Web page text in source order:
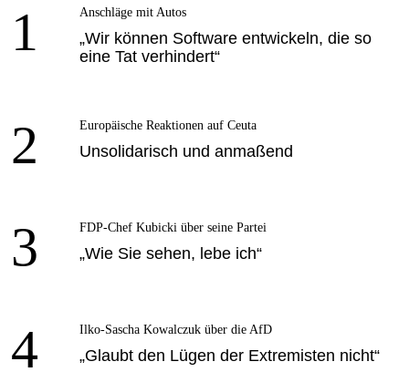
1 Anschläge mit Autos
„Wir können Software entwickeln, die so
eine Tat verhindert“
2 Europäische Reaktionen auf Ceuta
Unsolidarisch und anmaßend
3 FDP-Chef Kubicki über seine Partei
„Wie Sie sehen, lebe ich“
4 Ilko-Sascha Kowalczuk über die AfD
„Glaubt den Lügen der Extremisten nicht“